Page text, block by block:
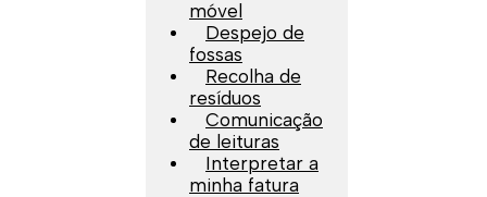
móvel
Despejo de
fossas
Recolha de
resíduos
Comunicação
de leituras
Interpretar a
minha fatura